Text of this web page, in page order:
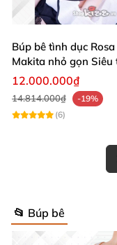
Búp bê tình dục Rosa
Makita nhỏ gọn Siêu
Phong cách
12.000.000₫
14.814.000₫
-19%
(6)
📂 Búp bê